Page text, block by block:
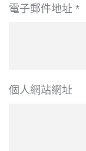
電子郵件地址 *
個人網站網址